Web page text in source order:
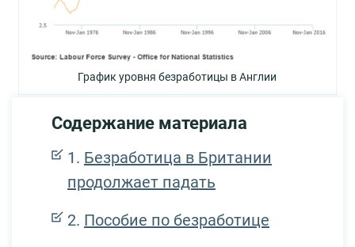
График уровня безработицы в Англии
Содержание материала
Безработица в Британии
продолжает падать
Пособие по безработице